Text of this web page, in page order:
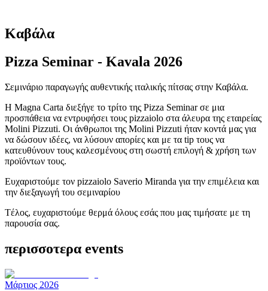
Καβάλα
Pizza Seminar - Kavala 2026
Σεμινάριο παραγωγής αυθεντικής ιταλικής πίτσας στην Καβάλα.
Η Magna Carta διεξήγε το τρίτο της Pizza Seminar σε μια
προσπάθεια να εντρυφήσει τους pizzaiolo στα άλευρα της εταιρείας
Molini Pizzuti. Οι άνθρωποι της Molini Pizzuti ήταν κοντά μας για
να δώσουν ιδέες, να λύσουν απορίες και με τα tip τους να
κατευθύνουν τους καλεσμένους στη σωστή επιλογή & χρήση των
προϊόντων τους.
Ευχαριστούμε τον pizzaiolo Saverio Miranda για την επιμέλεια και
την διεξαγωγή του σεμιναρίου
Tέλος, ευχαριστούμε θερμά όλους εσάς που μας τιμήσατε με τη
παρουσία σας.
περισσοτερα events
Μάρτιος 2026